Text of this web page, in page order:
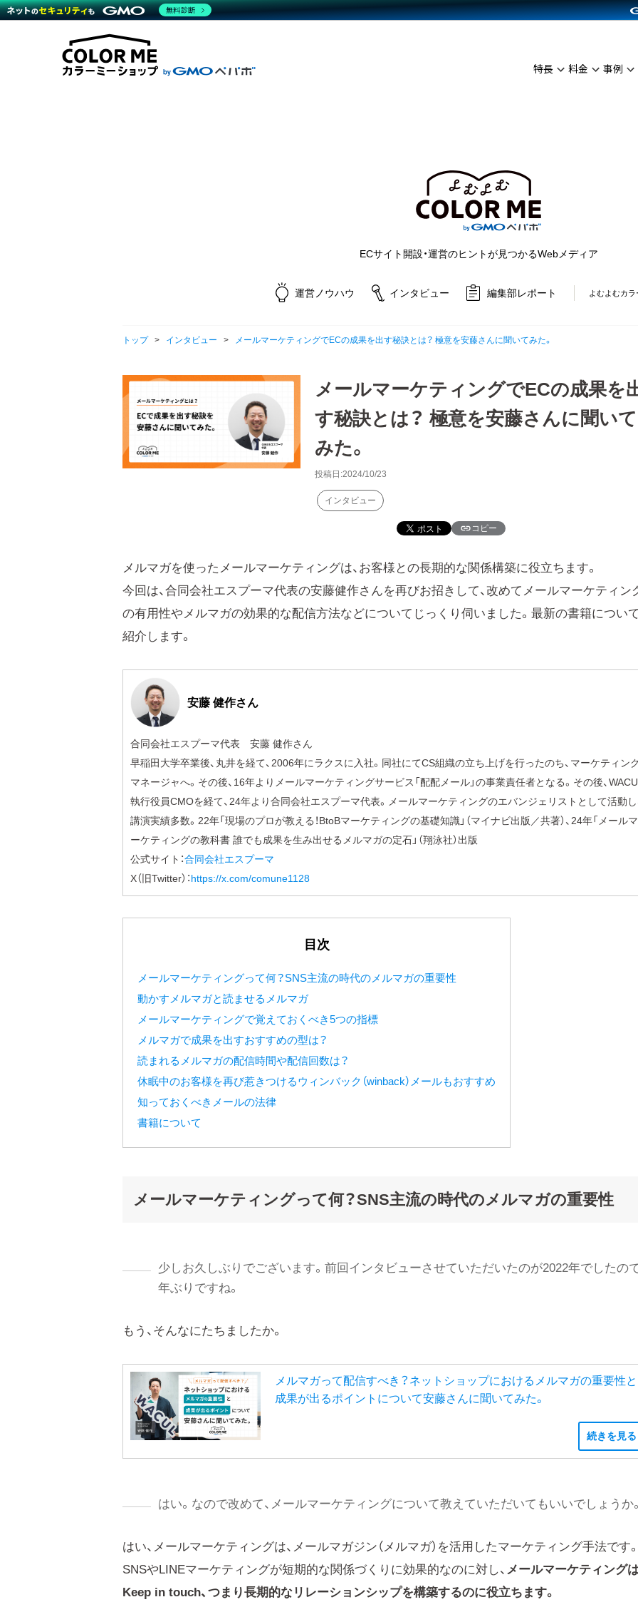
特長 料金 事例
商材一覧を見る
機能一覧を見る
料金
プラン・料金一覧を見る
料金シミュレーション
事例
運営サポート
サポート一覧を見る
ECサイト開設・運営のヒントが見つかるWebメディア
運営ノウハウ インタビュー 編集部レポート よむよむカラ
トップ > インタビュー > メールマーケティングでECの成果を出す秘訣とは？ 極意を安藤さんに聞いてみた。
メールマーケティングでECの成果を
す秘訣とは？ 極意を安藤さんに聞いて
みた。
投稿日:2024/10/23
インタビュー
コピー
メルマガを使ったメールマーケティングは、お客様との長期的な関係構築に役立ちます。
今回は、合同会社エスプーマ代表の安藤健作さんを再びお招きして、改めてメールマーケティン
の有用性やメルマガの効果的な配信方法などについてじっくり伺いました。最新の書籍につい
紹介します。
安藤 健作さん
合同会社エスプーマ代表 安藤 健作さん
早稲田大学卒業後、丸井を経て、2006年にラクスに入社。同社にてCS組織の立ち上げを行ったのち、マーケティン
マネージャへ。その後、16年よりメールマーケティングサービス「配配メール」の事業責任者となる。その後、
執行役員CMOを経て、24年より合同会社エスプーマ代表。メールマーケティングのエバンジェリストとして活動し
講演実績多数。22年「現場のプロが教える！BtoBマーケティングの基礎知識」（マイナビ出版／共著）、24年「メールマ
ーケティングの教科書 誰でも成果を生み出せるメルマガの定石」（翔泳社）出版
公式サイト：合同会社エスプーマ
X（旧Twitter）：https://x.com/comune1128
目次
メールマーケティングって何？SNS主流の時代のメルマガの重要性
動かすメルマガと読ませるメルマガ
メールマーケティングで覚えておくべき5つの指標
メルマガで成果を出すおすすめの型は？
読まれるメルマガの配信時間や配信回数は？
休眠中のお客様を再び惹きつけるウィンバック（winback）メールもおすすめ
知っておくべきメールの法律
書籍について
メールマーケティングって何？SNS主流の時代のメルマガの重要性
少しお久しぶりでございます。前回インタビューさせていただいたのが2022年でしたの
年ぶりですね。
もう、そんなにたちましたか。
メルマガって配信すべき？ネットショップにおけるメルマガの重要性と
成果が出るポイントについて安藤さんに聞いてみた。
続きを見る
はい。なので改めて、メールマーケティングについて教えていただいてもいいでしょうか
はい、メールマーケティングは、メールマガジン（メルマガ）を活用したマーケティング手法です
SNSやLINEマーケティングが短期的な関係づくりに効果的なのに対し、 メールマーケティング
Keep in touch、つまり長期的なリレーションシップを構築するのに役立ちます。
無料診断